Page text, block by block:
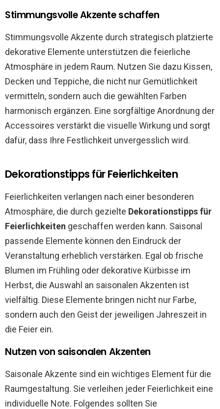
Stimmungsvolle Akzente schaffen
Stimmungsvolle Akzente durch strategisch platzierte
dekorative Elemente unterstützen die feierliche
Atmosphäre in jedem Raum. Nutzen Sie dazu Kissen,
Decken und Teppiche, die nicht nur Gemütlichkeit
vermitteln, sondern auch die gewählten Farben
harmonisch ergänzen. Eine sorgfältige Anordnung der
Accessoires verstärkt die visuelle Wirkung und sorgt
dafür, dass Ihre Festlichkeit unvergesslich wird.
Dekorationstipps für Feierlichkeiten
Feierlichkeiten verlangen nach einer besonderen
Atmosphäre, die durch gezielte Dekorationstipps für
Feierlichkeiten geschaffen werden kann. Saisonal
passende Elemente können den Eindruck der
Veranstaltung erheblich verstärken. Egal ob frische
Blumen im Frühling oder dekorative Kürbisse im
Herbst, die Auswahl an saisonalen Akzenten ist
vielfältig. Diese Elemente bringen nicht nur Farbe,
sondern auch den Geist der jeweiligen Jahreszeit in
die Feier ein.
Nutzen von saisonalen Akzenten
Saisonale Akzente sind ein wichtiges Element für die
Raumgestaltung. Sie verleihen jeder Feierlichkeit eine
individuelle Note. Folgendes sollten Sie